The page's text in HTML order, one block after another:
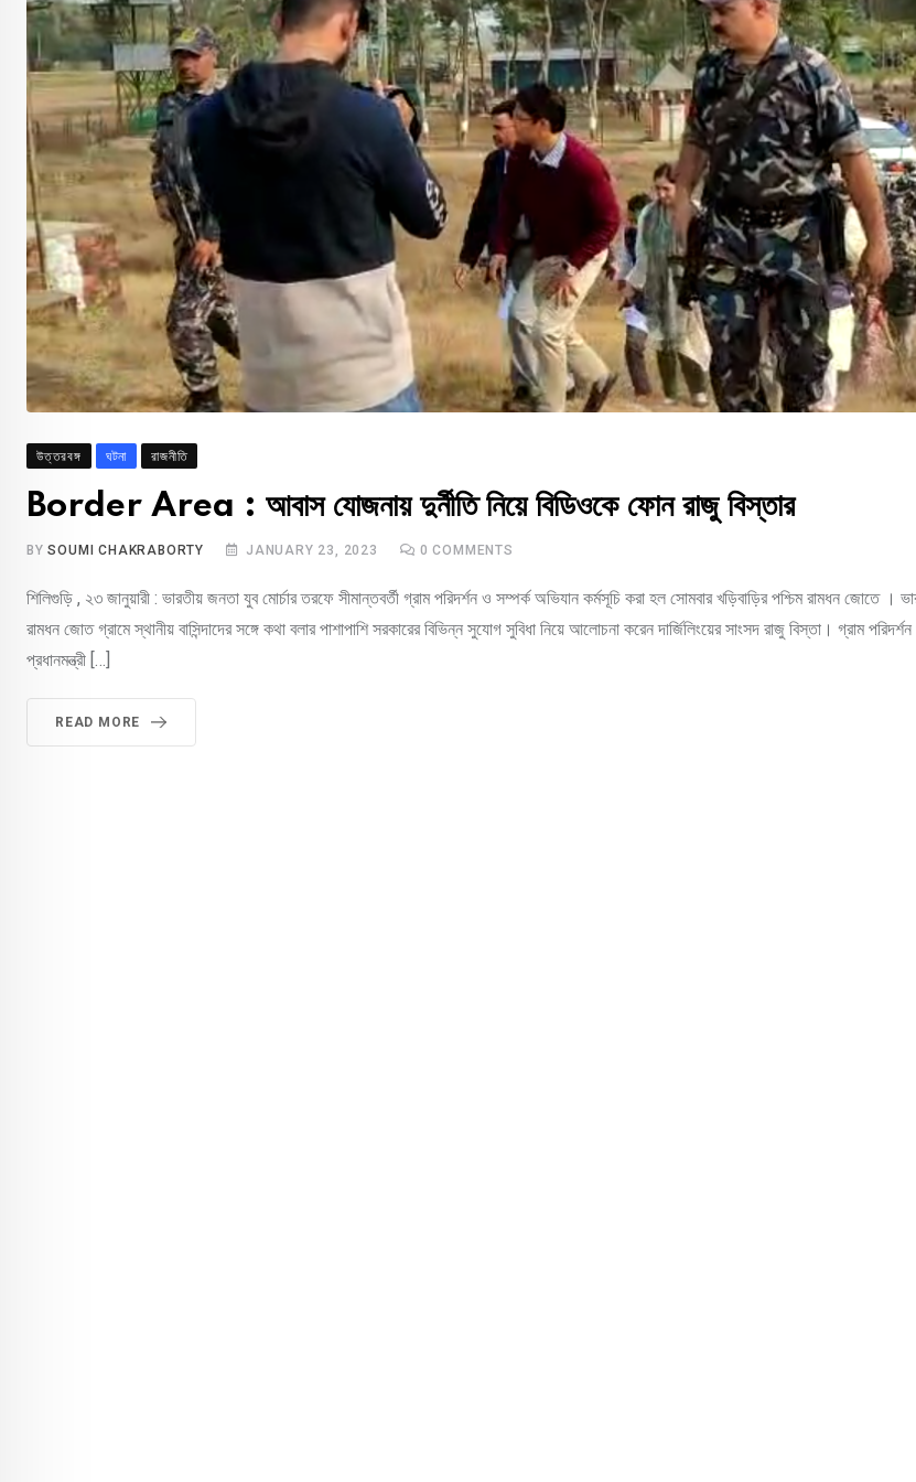
উত্তরবঙ্গ ঘটনা রাজনীতি
Border Area : আবাস যোজনায় দুর্নীতি নিয়ে বিডিওকে ফোন রাজু বিস্তার
BYSOUMI CHAKRABORTY JANUARY 23, 2023 0 COMMENTS
শিলিগুড়ি , ২৩ জানুয়ারী : ভারতীয় জনতা যুব মোর্চার তরফে সীমান্তবর্তী গ্রাম পরিদর্শন ও সম্পর্ক অভিযান কর্মসূচি করা হল সোমবার খড়িবাড়ির পশ্চিম রামধন জোতে ।
রামধন জোত গ্রামে স্থানীয় বাসিন্দাদের সঙ্গে কথা বলার পাশাপাশি সরকারের বিভিন্ন সুযোগ সুবিধা নিয়ে আলোচনা করেন দার্জিলিংয়ের সাংসদ রাজু বিস্তা। গ্রাম
প্রধানমন্ত্রী […]
READ MORE